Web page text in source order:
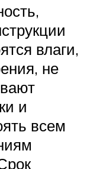
влаги,
не
и
всем